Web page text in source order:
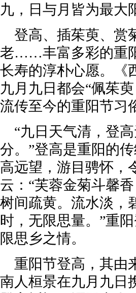
九，日与月皆为最大
登高、插茱萸、赏
老……丰富多彩的重
长寿的淳朴心愿。《
九月九日都会“佩茱
流传至今的重阳节习
“九日天气清，登
分。”登高是重阳的
高远望，游目骋怀，
云：“芙蓉金菊斗馨
树间疏黄。流水淡，
时，无限思量。”重
限思乡之情。
重阳节登高，其由
南人桓景在九月九日